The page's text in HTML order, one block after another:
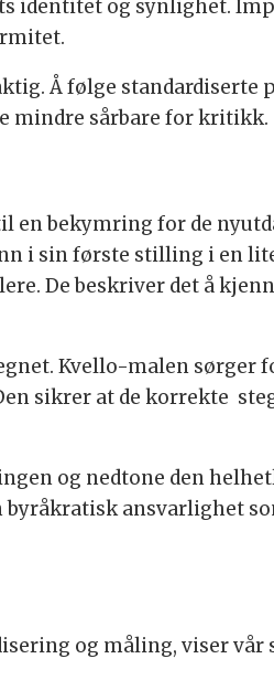
identitet og synlighet.
Å følge standardiserte
mindre sårbare for kritikk.
bekymring for de
i sin første stilling i en
De beskriver det å
Kvello-malen sørger
sikrer at de korrekte
og nedtone den
ansvarlighet
og måling, viser vår